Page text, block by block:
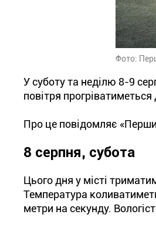
Фото:
У суботу та неділю 8-9
повітря прогріватиметься
Про це повідомляє
8 серпня, субота
Цього дня у місті
Температура
метри на секунду.